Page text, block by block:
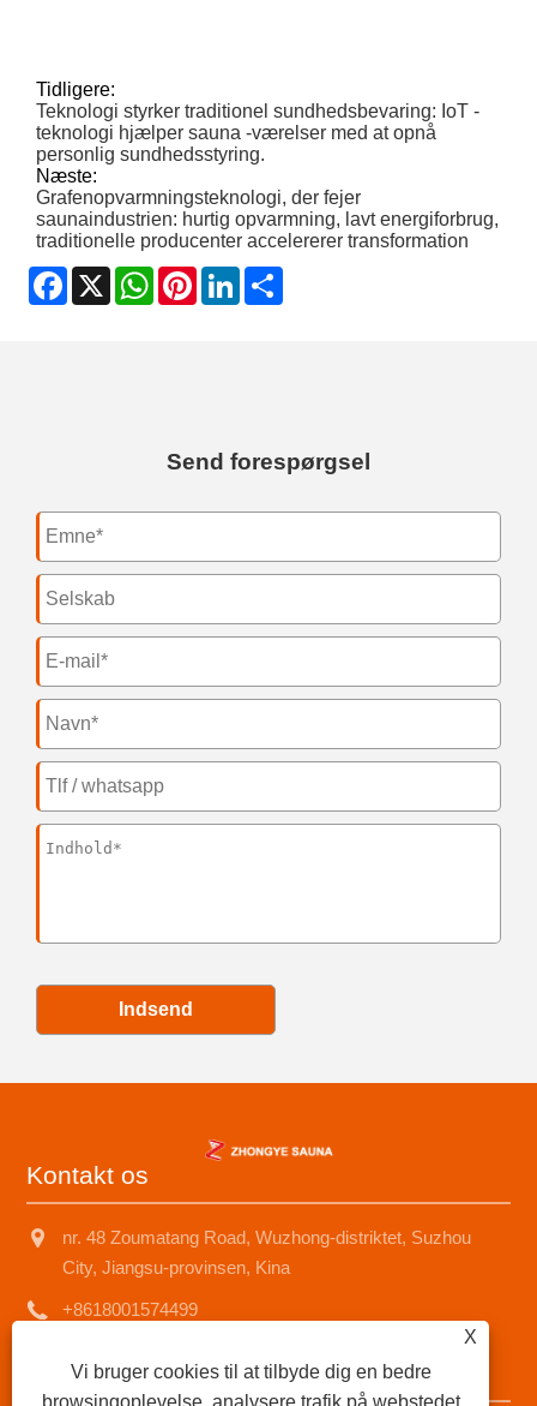
Tidligere:
Teknologi styrker traditionel sundhedsbevaring: IoT -
teknologi hjælper sauna -værelser med at opnå
personlig sundhedsstyring.
Næste:
Grafenopvarmningsteknologi, der fejer
saunaindustrien: hurtig opvarmning, lavt energiforbrug,
traditionelle producenter accelererer transformation
Facebook
X WhatsApp
PinterestLinkedIn
Send forespørgsel
Indsend
Kontakt os
nr. 48 Zoumatang Road, Wuzhong-distriktet, Suzhou
City, Jiangsu-provinsen, Kina
+8618001574499
X
Vi bruger cookies til at tilbyde dig en bedre
browsingoplevelse, analysere trafik på webstedet